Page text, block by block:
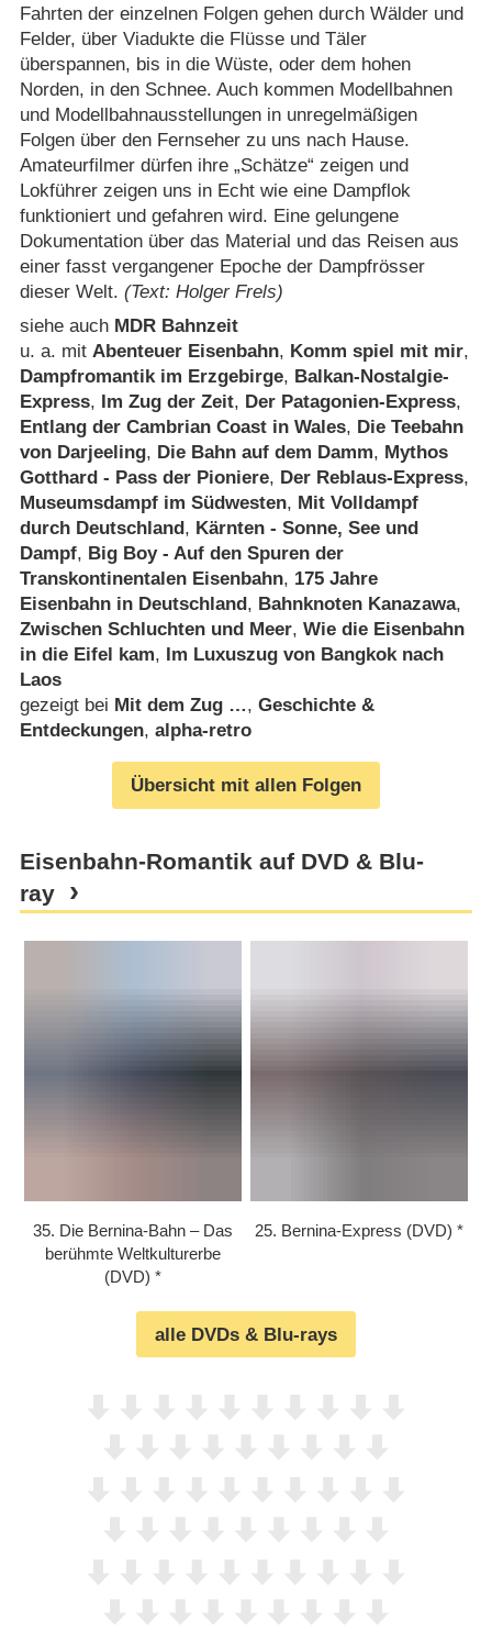
Fahrten der einzelnen Folgen gehen durch Wälder und
Felder, über Viadukte die Flüsse und Täler
überspannen, bis in die Wüste, oder dem hohen
Norden, in den Schnee. Auch kommen Modellbahnen
und Modellbahnausstellungen in unregelmäßigen
Folgen über den Fernseher zu uns nach Hause.
Amateurfilmer dürfen ihre „Schätze“ zeigen und
Lokführer zeigen uns in Echt wie eine Dampflok
funktioniert und gefahren wird. Eine gelungene
Dokumentation über das Material und das Reisen aus
einer fasst vergangener Epoche der Dampfrösser
dieser Welt. (Text: Holger Frels)
siehe auch MDR Bahnzeit
u. a. mit Abenteuer Eisenbahn, Komm spiel mit mir,
Dampfromantik im Erzgebirge, Balkan-Nostalgie-
Express, Im Zug der Zeit, Der Patagonien-Express,
Entlang der Cambrian Coast in Wales, Die Teebahn
von Darjeeling, Die Bahn auf dem Damm, Mythos
Gotthard - Pass der Pioniere, Der Reblaus-Express,
Museumsdampf im Südwesten, Mit Volldampf
durch Deutschland , Kärnten - Sonne, See und
Dampf, Big Boy - Auf den Spuren der
Transkontinentalen Eisenbahn, 175 Jahre
Eisenbahn in Deutschland , Bahnknoten Kanazawa,
Zwischen Schluchten und Meer, Wie die Eisenbahn
in die Eifel kam,
Im Luxuszug von Bangkok nach
Laos
gezeigt bei Mit dem Zug …, Geschichte &
Entdeckungen, alpha-retro
Übersicht mit allen Folgen
Eisenbahn-Romantik auf DVD & Blu-
ray
35. Die Bernina-Bahn – Das
berühmte Weltkulturerbe
(DVD)
25. Bernina-Express (DVD)
alle DVDs & Blu-rays